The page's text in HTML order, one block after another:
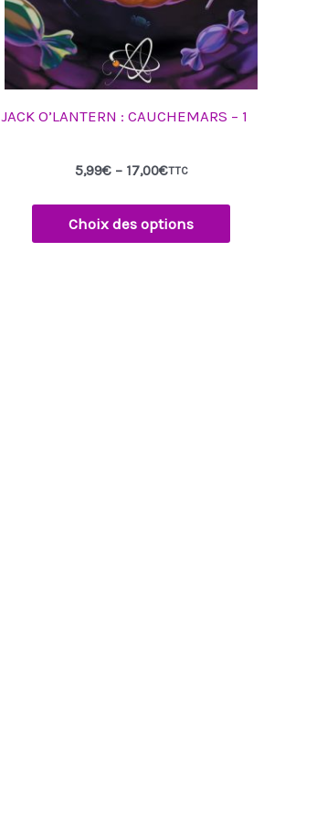
JACK O’LANTERN : CAUCHEMARS – 1
5,99€– 17,00€TTC
Choix des options
la
page
du
produit